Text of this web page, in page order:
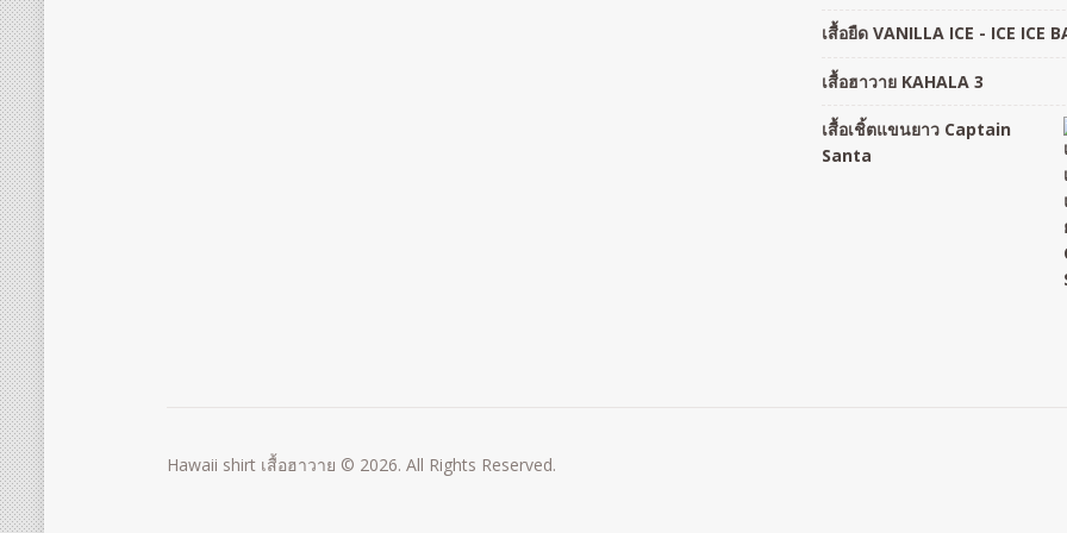
เสื้อยืด VANILLA ICE - ICE ICE
เสื้อฮาวาย KAHALA 3
เสื้อเชิ้ตแขนยาว Captain
Santa
Hawaii shirt เสื้อฮาวาย © 2026. All Rights Reserved.